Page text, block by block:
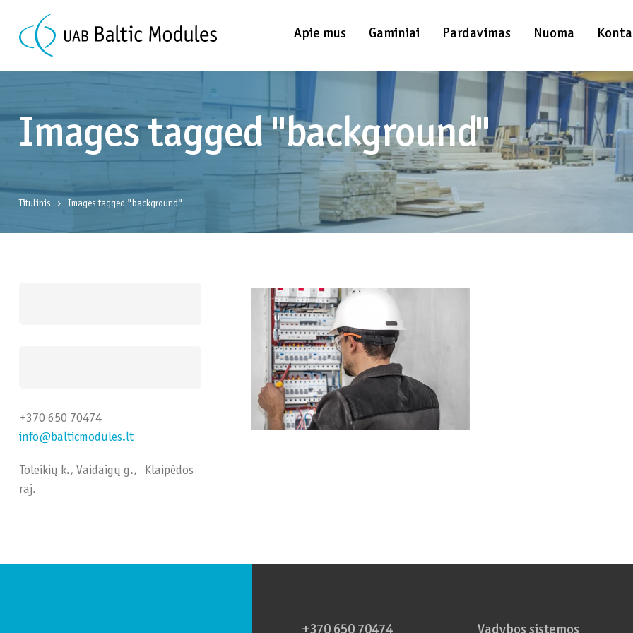
Apie mus Gaminiai Pardavimas Nuoma
Images tagged "background"
Titulinis Images tagged "background"
+370 650 70474
info@balticmodules.lt
Toleikių k., Vaidaigų g., Klaipėdos
raj.